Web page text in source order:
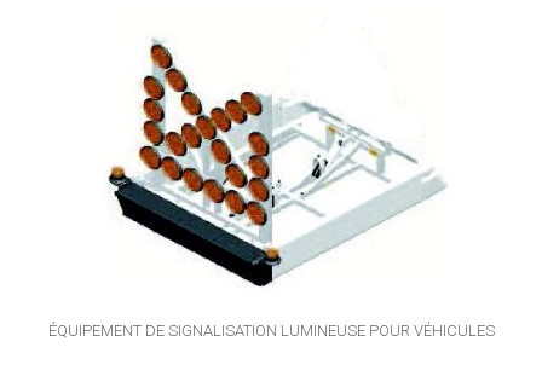
ÉQUIPEMENT DE SIGNALISATION LUMINEUSE POUR VÉHICULES